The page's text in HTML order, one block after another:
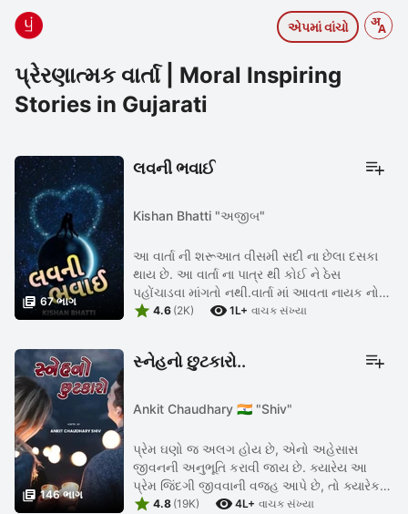
એપમાં વાંચો
પ્રેરણાત્મક વાર્તા | Moral Inspiring
Stories in Gujarati
 67 ભાગ
લવની ભવાઈ
Kishan Bhatti "અજીબ"
આ વાર્તા ની શરૂઆત વીસમી સદી ના છેલા દસકા
થાય છે. આ વાર્તા ના પાત્ર થી કોઈ ને ઠેસ
પહોંચાડવા માંગતો નથી.વાર્તા માં આવતા નાયક નો
જન્મ થાય ત્યાર થી લઇ ને અત્યાર ...
 4.6 (2K)  1L+ વાચક સંખ્યા
 146 ભાગ
સ્નેહનો છુટકારો..
Ankit Chaudhary 🇮🇳 "Shiv"
પ્રેમ ઘણો જ અલગ હોય છે, એનો અહેસાસ
જીવનની અનુભૂતિ કરાવી જાય છે. ક્યારેય આ
પ્રેમ જિંદગી જીવવાની વજહ આપે છે, તો ક્યારેક
આજ પ્રેમ જિંદગીને ટુંકાવી દેવા મથામણ કરવા લાગે
 4.8 (19K)  4L+ વાચક સંખ્યા